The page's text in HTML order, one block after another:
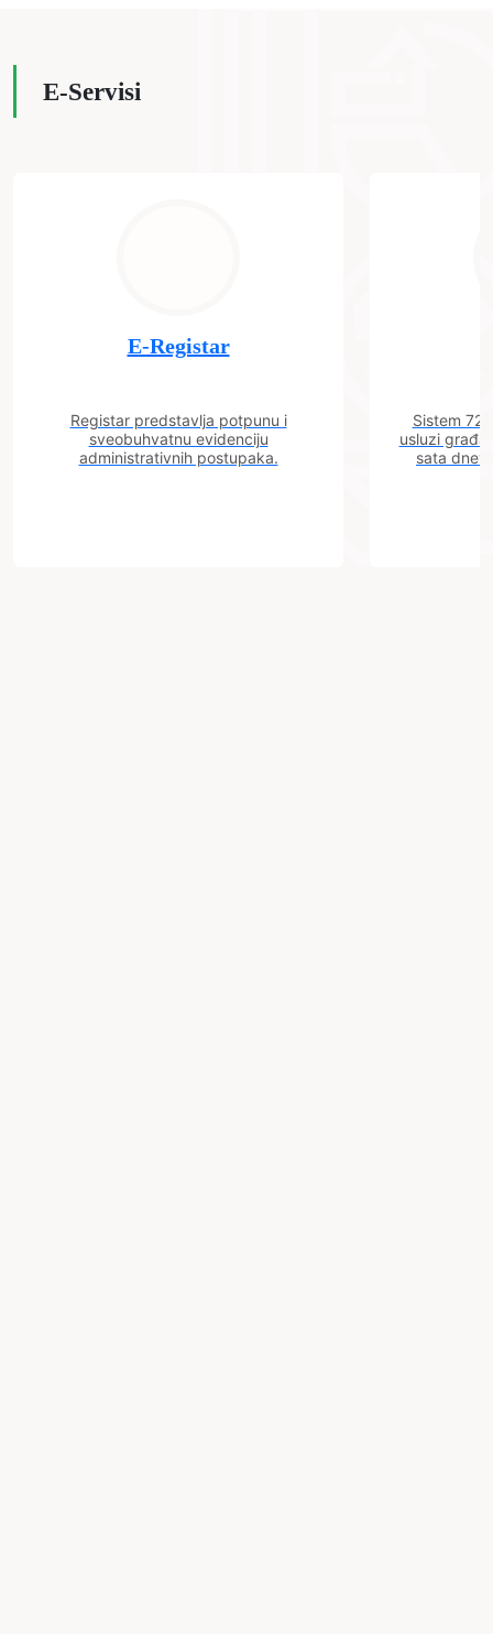
E-Servisi
E-Registar
Registar predstavlja potpunu i
sveobuhvatnu evidenciju
administrativnih postupaka.
Sistem 72
usluzi
sata